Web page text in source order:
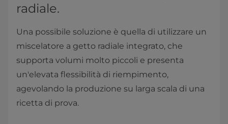
radiale.
Una possibile soluzione è quella di utilizzare un
miscelatore a getto radiale integrato, che
supporta volumi molto piccoli e presenta
un'elevata flessibilità di riempimento,
agevolando la produzione su larga scala di una
ricetta di prova.